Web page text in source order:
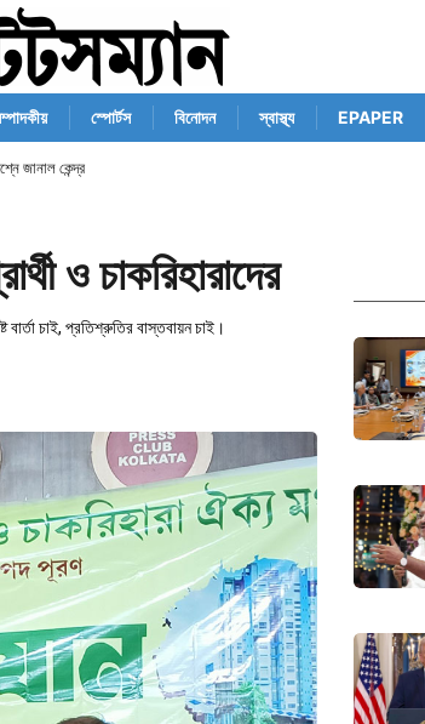
স্পোর্টস বিনোদন স্বাস্থ্য EPAPER
জানাল কেন্দ্র
ও চাকরিহারাদের
বার্তা চাই, প্রতিশ্রুতির বাস্তবায়ন চাই।